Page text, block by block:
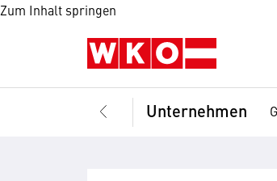
Zum Inhalt springen
Unternehmen